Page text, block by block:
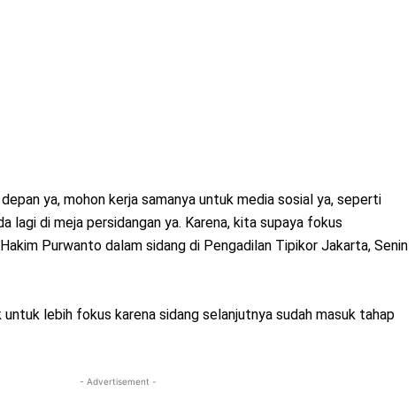
ya, mohon kerja samanya untuk media sosial ya, seperti
lagi di meja persidangan ya. Karena, kita supaya fokus
Purwanto dalam sidang di Pengadilan Tipikor Jakarta, Senin
untuk lebih fokus karena sidang selanjutnya sudah masuk tahap
- Advertisement -